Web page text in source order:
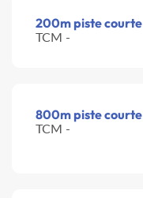
200m piste courte
TCM -
800m piste courte
TCM -